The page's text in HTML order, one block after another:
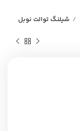
شیلنگ توالت نوبل